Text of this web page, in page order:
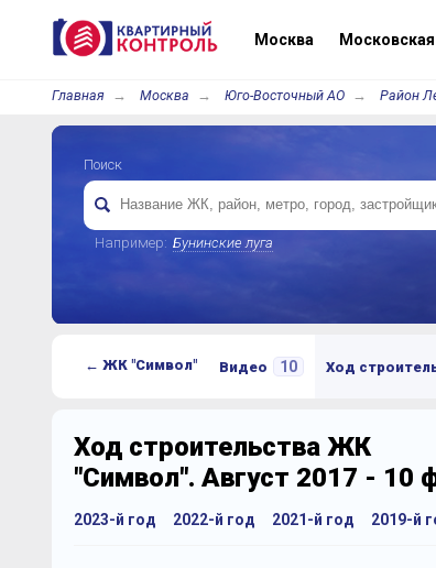
Москва
Главная Москва Юго-Восточный АО Район
Поиск
Например: Бунинские луга
← ЖК "Символ" Видео 10 Ход
Ход строительства ЖК
"Символ". Август 2017 - 10
2023-й год 2022-й год 2021-й год 2019-й